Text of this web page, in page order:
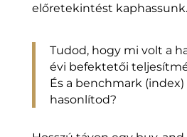
előretekintést kaphassunk.
Tudod, hogy mi volt a
évi befektetői
És a benchmark
hasonlítod?